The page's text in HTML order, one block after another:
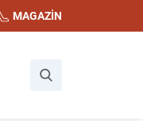
MAGAZİN